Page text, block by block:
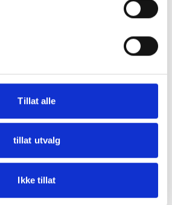
Tillat alle
tillat utvalg
Ikke tillat